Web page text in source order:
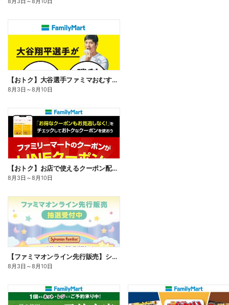
【おトク】大谷選手ファミマおむすび割
8月3日 ～8月10日
【おトク】お店で使えるクーポン配信中
8月3日 ～8月10日
【ファミマオンライン先行販売】シルバニアファミリー
8月3日 ～8月10日